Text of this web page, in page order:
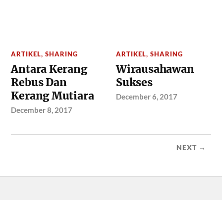
ARTIKEL,SHARING
Antara Kerang
Rebus Dan
Kerang Mutiara
December 8, 2017
ARTIKEL,SHARING
Wirausahawan
Sukses
December 6, 2017
NEXT →